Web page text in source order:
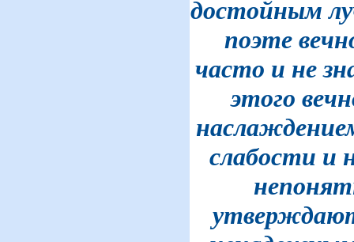
достойным
поэте
часто и не
этого
слабости и